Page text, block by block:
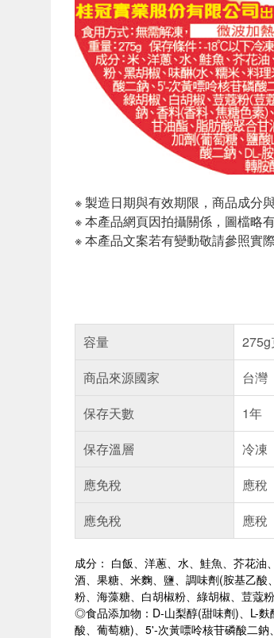
※ 製造日期與有效期限，商品成分
※ 本產品網頁因拍攝關係，圖檔略
※ 本產品文案若有變動敬請參照實
容量
275g
商品來源國家
台灣
保存天數
1年
保存溫層
冷凍
應免稅
應稅
應免稅
應稅
成分： 白飯、洋蔥、水、鮭魚、芥花
酒、果糖、米麴、鹽、調味劑(胺基乙酸
粉、海藻糖、白胡椒粉、綠胡椒、荳蔻
◎食品添加物：D-山梨醇(甜味劑)、L-麩
酸、葡萄糖)、5'-次黃嘌呤核苷磷酸二